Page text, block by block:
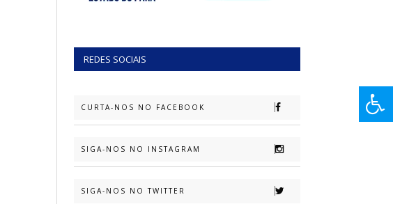
REDES SOCIAIS
CURTA-NOS NO FACEBOOK
SIGA-NOS NO INSTAGRAM
SIGA-NOS NO TWITTER